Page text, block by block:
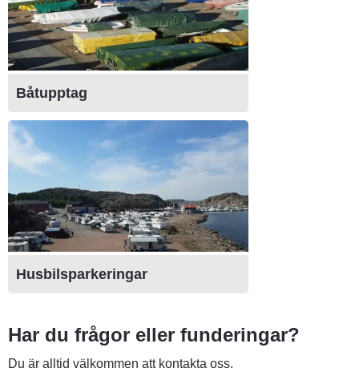
Båtupptag
Husbilsparkeringar
Har du frågor eller funderingar?
Du är alltid välkommen att kontakta oss.